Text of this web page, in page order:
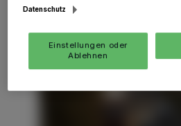
Datenschutz
Einstellungen oder
Ablehnen